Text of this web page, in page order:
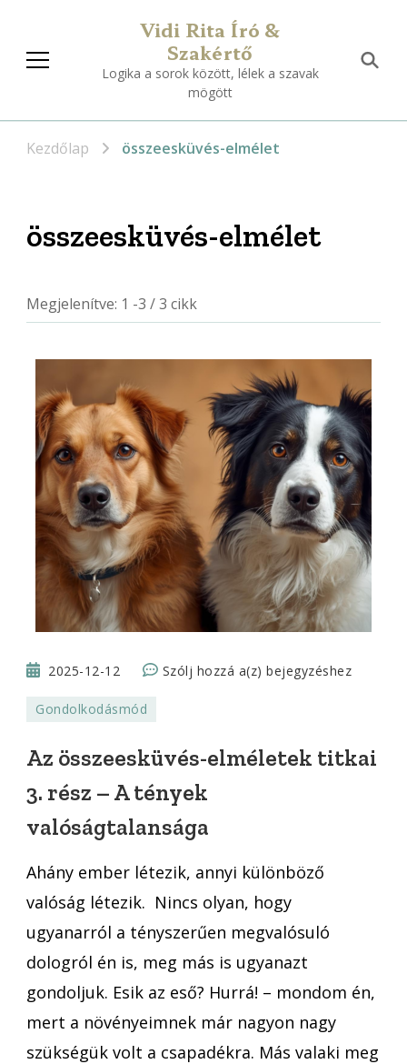
Vidi Rita Író &
Szakértő
Logika a sorok között, lélek a szavak
mögött
Kezdőlap összeesküvés-elmélet
összeesküvés-elmélet
Megjelenítve: 1 -3 / 3 cikk
2025-12-12 Szólj hozzá a(z)Az
3.
valóságtalansága
bejegyzéshez
Gondolkodásmód
Az összeesküvés-elméletek titkai
3. rész – A tények
valóságtalansága
Ahány ember létezik, annyi különböző
valóság létezik. Nincs olyan, hogy
ugyanarról a tényszerűen megvalósuló
dologról én is, meg más is ugyanazt
gondoljuk. Esik az eső? Hurrá! – mondom én,
mert a növényeimnek már nagyon nagy
szükségük volt a csapadékra. Más valaki meg